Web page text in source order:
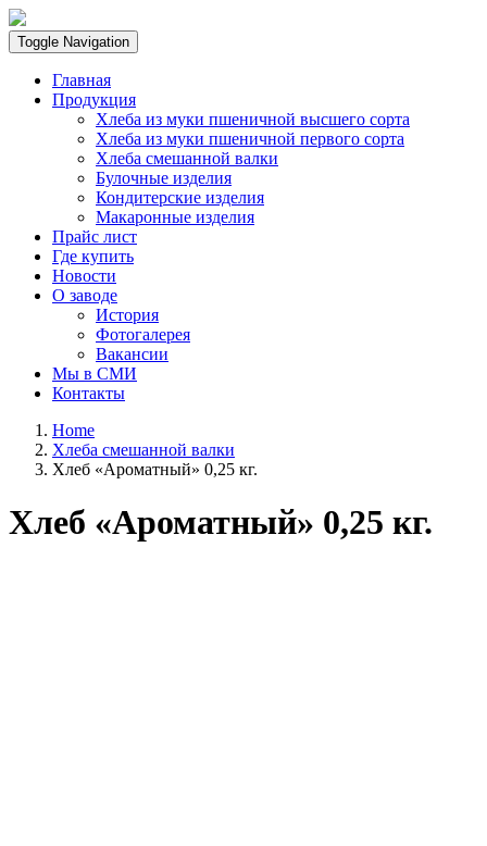
Toggle Navigation
Главная
Продукция
Хлеба из муки пшеничной высшего сорта
Хлеба из муки пшеничной первого сорта
Хлеба смешанной валки
Булочные изделия
Кондитерские изделия
Макаронные изделия
Прайс лист
Где купить
Новости
О заводе
История
Фотогалерея
Вакансии
Мы в СМИ
Контакты
Home
Хлеба смешанной валки
Хлеб «Ароматный» 0,25 кг.
Хлеб «Ароматный» 0,25 кг.